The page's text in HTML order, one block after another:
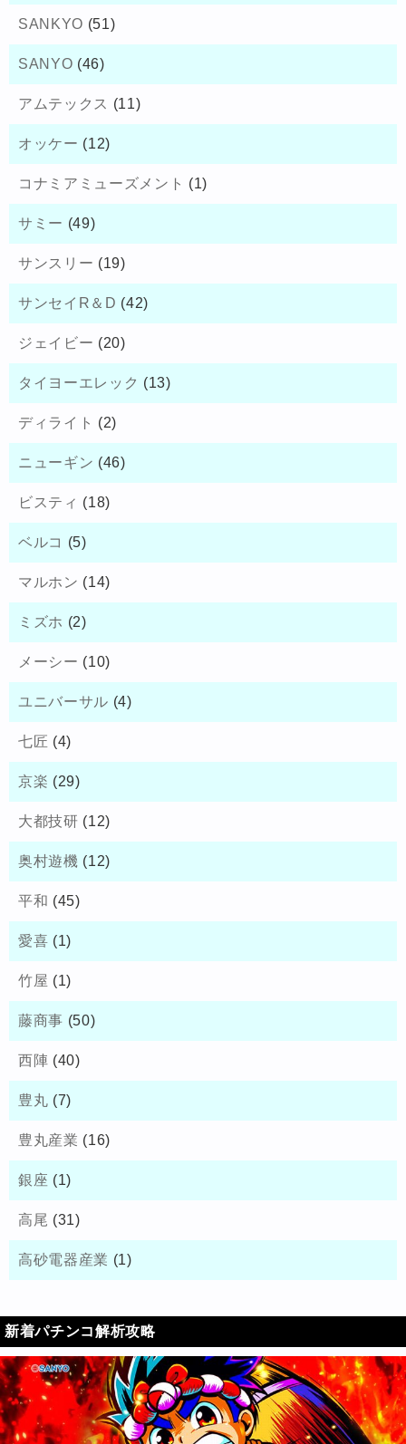
SANKYO (51)
SANYO (46)
アムテックス (11)
オッケー (12)
コナミアミューズメント (1)
サミー (49)
サンスリー (19)
サンセイR＆D (42)
ジェイビー (20)
タイヨーエレック (13)
ディライト (2)
ニューギン (46)
ビスティ (18)
ベルコ (5)
マルホン (14)
ミズホ (2)
メーシー (10)
ユニバーサル (4)
七匠 (4)
京楽 (29)
大都技研 (12)
奥村遊機 (12)
平和 (45)
愛喜 (1)
竹屋 (1)
藤商事 (50)
西陣 (40)
豊丸 (7)
豊丸産業 (16)
銀座 (1)
高尾 (31)
高砂電器産業 (1)
新着パチンコ解析攻略